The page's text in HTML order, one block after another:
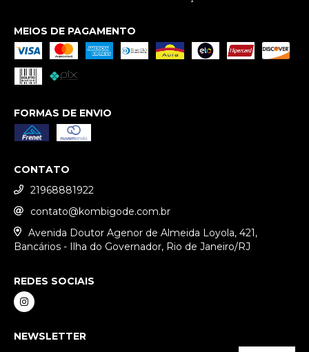
MEIOS DE PAGAMENTO
FORMAS DE ENVIO
CONTATO
21968881922
contato@kombigode.com.br
Avenida Doutor Agenor de Almeida Loyola, 421,
Bancários - Ilha do Governador, Rio de Janeiro/RJ
REDES SOCIAIS
NEWSLETTER